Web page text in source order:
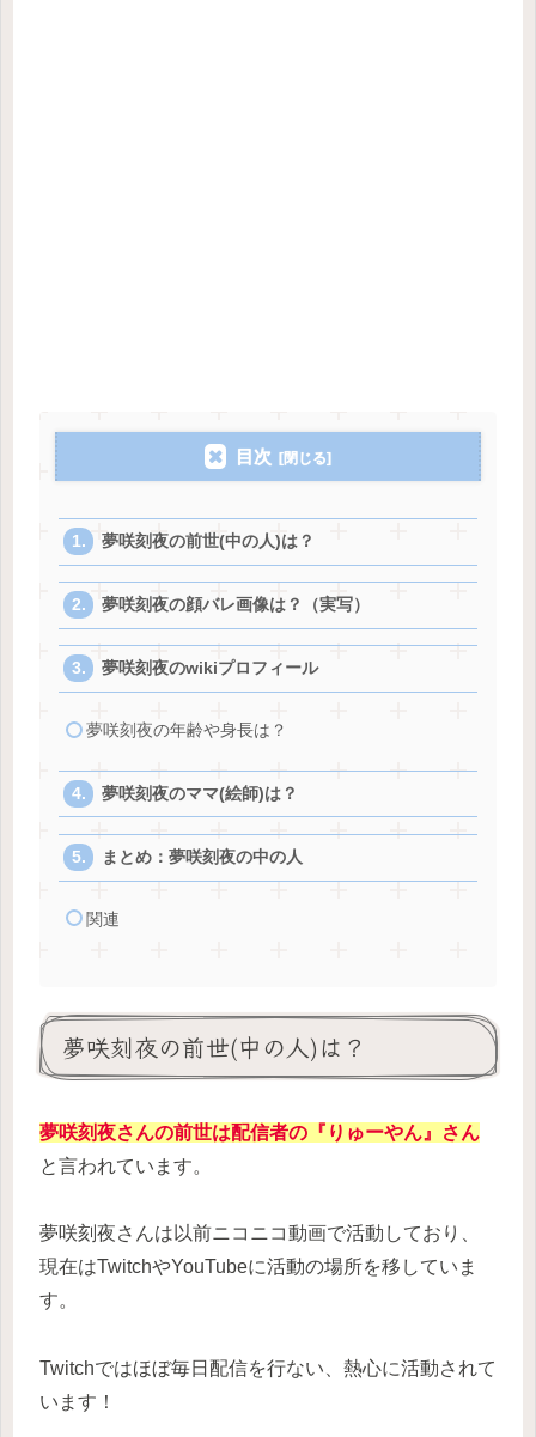
目次
夢咲刻夜の前世(中の人)は？
夢咲刻夜の顔バレ画像は？（実写）
夢咲刻夜のwikiプロフィール
夢咲刻夜の年齢や身長は？
夢咲刻夜のママ(絵師)は？
まとめ：夢咲刻夜の中の人
関連
夢咲刻夜の前世(中の人)は？
夢咲刻夜さんの前世は配信者の『りゅーやん』さん
と言われています。
夢咲刻夜さんは以前ニコニコ動画で活動しており、
現在はTwitchやYouTubeに活動の場所を移していま
す。
Twitchではほぼ毎日配信を行ない、熱心に活動されて
います！